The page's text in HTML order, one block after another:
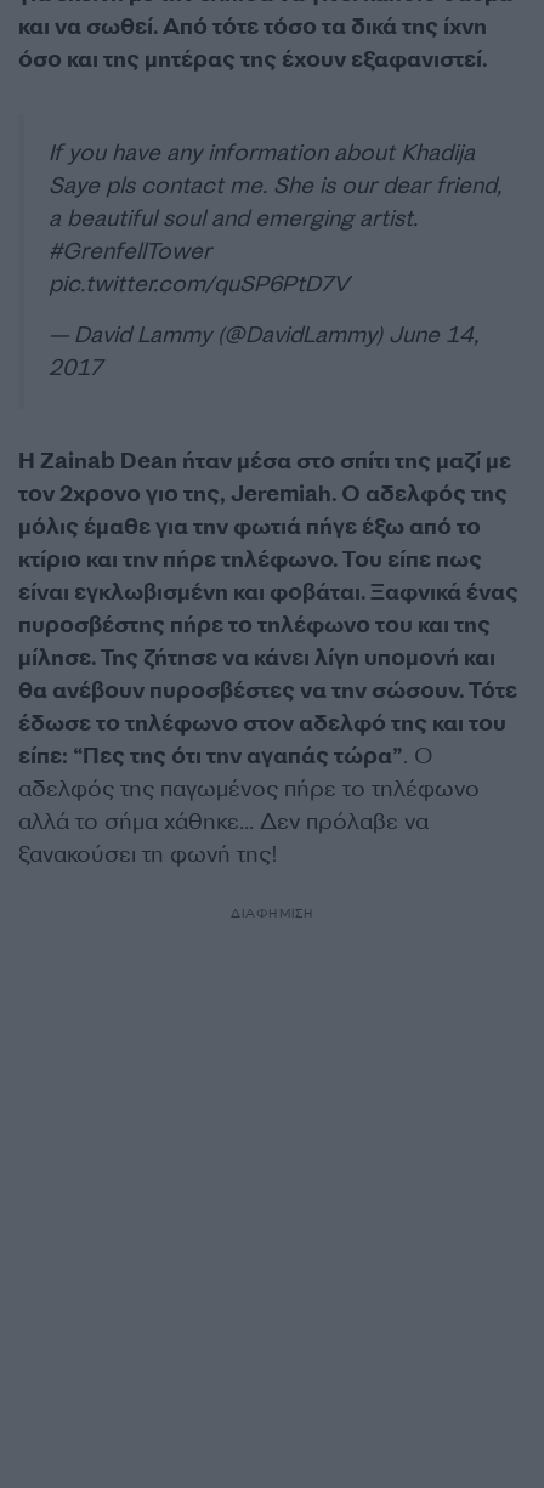
και να σωθεί. Από τότε τόσο τα δικά της ίχνη
όσο και της μητέρας της έχουν εξαφανιστεί.
If you have any information about Khadija
Saye pls contact me. She is our dear friend,
a beautiful soul and emerging artist.
#GrenfellTower
pic.twitter.com/quSP6PtD7V
— David Lammy (@DavidLammy) June 14,
2017
Η Zainab Dean ήταν μέσα στο σπίτι της μαζί με
τον 2χρονο γιο της, Jeremiah. Ο αδελφός της
μόλις έμαθε για την φωτιά πήγε έξω από το
κτίριο και την πήρε τηλέφωνο. Του είπε πως
είναι εγκλωβισμένη και φοβάται. Ξαφνικά ένας
πυροσβέστης πήρε το τηλέφωνο του και της
μίλησε. Της ζήτησε να κάνει λίγη υπομονή και
θα ανέβουν πυροσβέστες να την σώσουν. Τότε
έδωσε το τηλέφωνο στον αδελφό της και του
είπε: “Πες της ότι την αγαπάς τώρα”. Ο
αδελφός της παγωμένος πήρε το τηλέφωνο
αλλά το σήμα χάθηκε… Δεν πρόλαβε να
ξανακούσει τη φωνή της!
ΔΙΑΦΗΜΙΣΗ